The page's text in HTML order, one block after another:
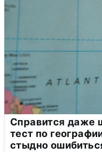
Справится даже
тест по
стыдно